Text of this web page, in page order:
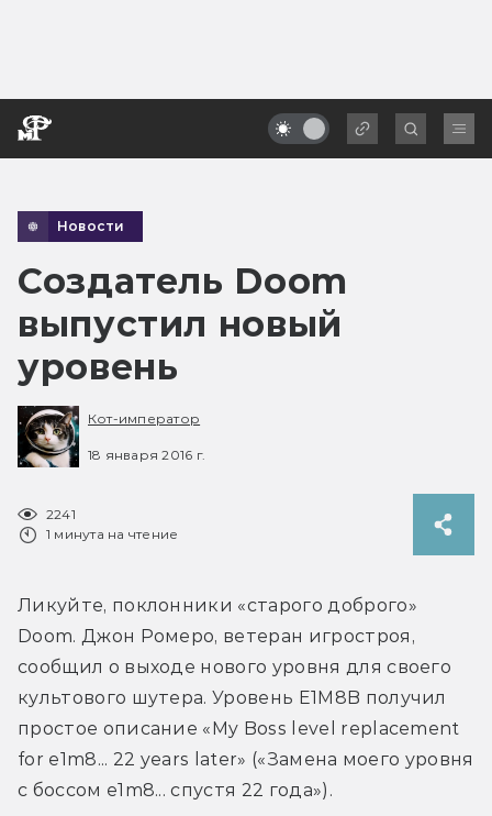
Новости
Создатель Doom
выпустил новый
уровень
Кот-император
18 января 2016 г.
2241
1 минута на чтение
Ликуйте, поклонники «старого доброго»
Doom. Джон Ромеро, ветеран игростроя,
сообщил о выходе нового уровня для своего
культового шутера. Уровень E1M8B получил
простое описание «My Boss level replacement
for e1m8... 22 years later» («Замена моего уровня
с боссом e1m8... спустя 22 года»).